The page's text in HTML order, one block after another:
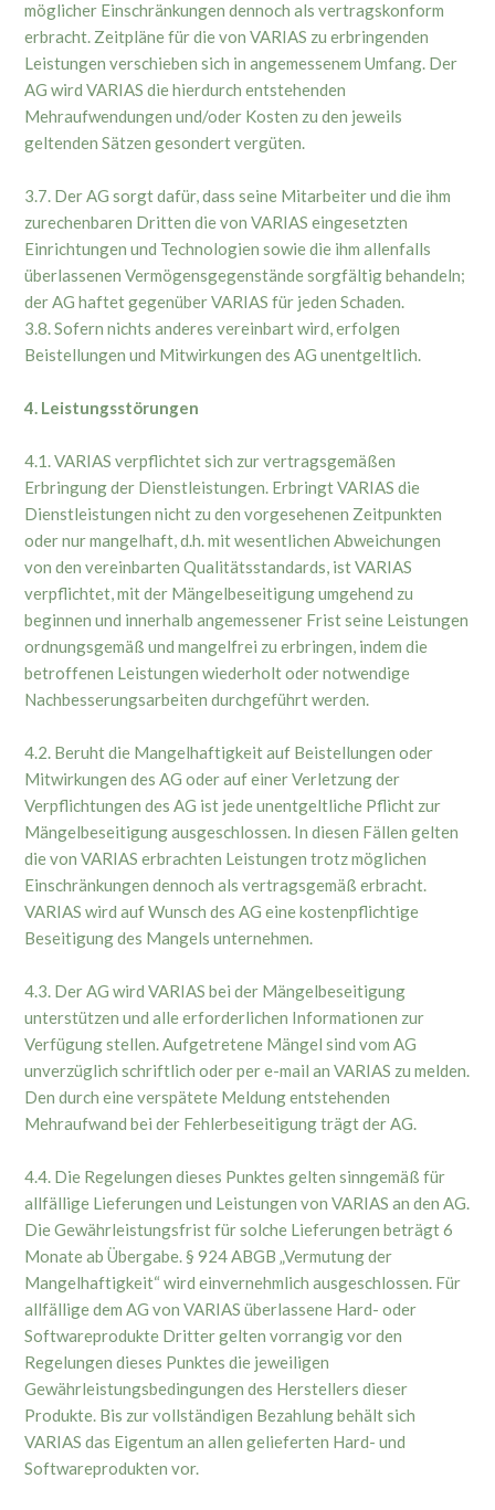
möglicher Einschränkungen dennoch als vertragskonform
erbracht. Zeitpläne für die von VARIAS zu erbringenden
Leistungen verschieben sich in angemessenem Umfang. Der
AG wird VARIAS die hierdurch entstehenden
Mehraufwendungen und/oder Kosten zu den jeweils
geltenden Sätzen gesondert vergüten.
3.7. Der AG sorgt dafür, dass seine Mitarbeiter und die ihm
zurechenbaren Dritten die von VARIAS eingesetzten
Einrichtungen und Technologien sowie die ihm allenfalls
überlassenen Vermögensgegenstände sorgfältig behandeln;
der AG haftet gegenüber VARIAS für jeden Schaden.
3.8. Sofern nichts anderes vereinbart wird, erfolgen
Beistellungen und Mitwirkungen des AG unentgeltlich.
4. Leistungsstörungen
4.1. VARIAS verpflichtet sich zur vertragsgemäßen
Erbringung der Dienstleistungen. Erbringt VARIAS die
Dienstleistungen nicht zu den vorgesehenen Zeitpunkten
oder nur mangelhaft, d.h. mit wesentlichen Abweichungen
von den vereinbarten Qualitätsstandards, ist VARIAS
verpflichtet, mit der Mängelbeseitigung umgehend zu
beginnen und innerhalb angemessener Frist seine Leistungen
ordnungsgemäß und mangelfrei zu erbringen, indem die
betroffenen Leistungen wiederholt oder notwendige
Nachbesserungsarbeiten durchgeführt werden.
4.2. Beruht die Mangelhaftigkeit auf Beistellungen oder
Mitwirkungen des AG oder auf einer Verletzung der
Verpflichtungen des AG ist jede unentgeltliche Pflicht zur
Mängelbeseitigung ausgeschlossen. In diesen Fällen gelten
die von VARIAS erbrachten Leistungen trotz möglichen
Einschränkungen dennoch als vertragsgemäß erbracht.
VARIAS wird auf Wunsch des AG eine kostenpflichtige
Beseitigung des Mangels unternehmen.
4.3. Der AG wird VARIAS bei der Mängelbeseitigung
unterstützen und alle erforderlichen Informationen zur
Verfügung stellen. Aufgetretene Mängel sind vom AG
unverzüglich schriftlich oder per e-mail an VARIAS zu melden.
Den durch eine verspätete Meldung entstehenden
Mehraufwand bei der Fehlerbeseitigung trägt der AG.
4.4. Die Regelungen dieses Punktes gelten sinngemäß für
allfällige Lieferungen und Leistungen von VARIAS an den AG.
Die Gewährleistungsfrist für solche Lieferungen beträgt 6
Monate ab Übergabe. § 924 ABGB „Vermutung der
Mangelhaftigkeit“ wird einvernehmlich ausgeschlossen. Für
allfällige dem AG von VARIAS überlassene Hard- oder
Softwareprodukte Dritter gelten vorrangig vor den
Regelungen dieses Punktes die jeweiligen
Gewährleistungsbedingungen des Herstellers dieser
Produkte. Bis zur vollständigen Bezahlung behält sich
VARIAS das Eigentum an allen gelieferten Hard- und
Softwareprodukten vor.